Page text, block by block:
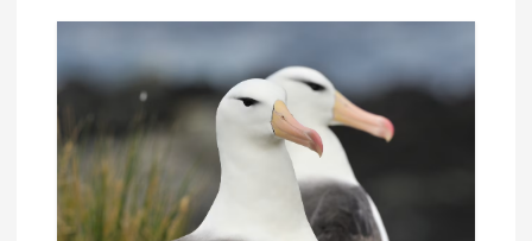
c
ó
n